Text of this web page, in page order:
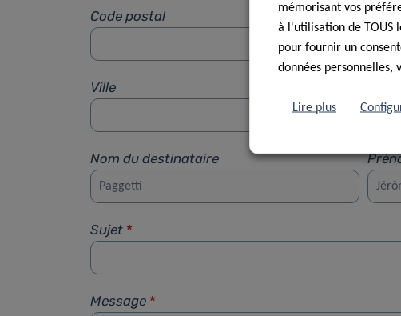
Code postal Rue
Ville
Nom du destinataire
Sujet *
Message *
mémorisant vos
à l'utilisation de TOUS
pour fournir un
données personnelles,
Lire plus